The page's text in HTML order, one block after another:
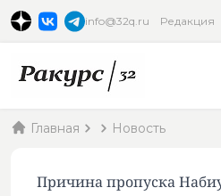
info@32q.ru Редакция
Главная Новость
Причина пропуска